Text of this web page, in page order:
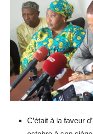
C’était à la faveur